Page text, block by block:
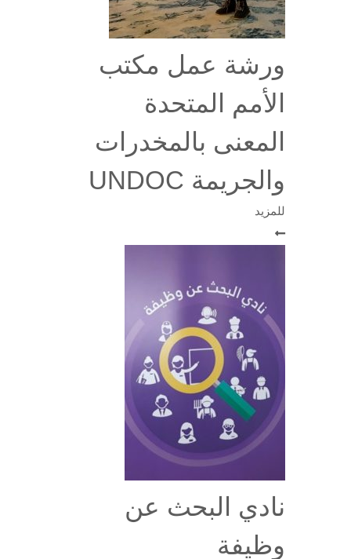
ورشة عمل مكتب
الأمم المتحدة
المعنى بالمخدرات
والجريمة UNDOC
للمزيد
نادي البحث عن
وظيفة